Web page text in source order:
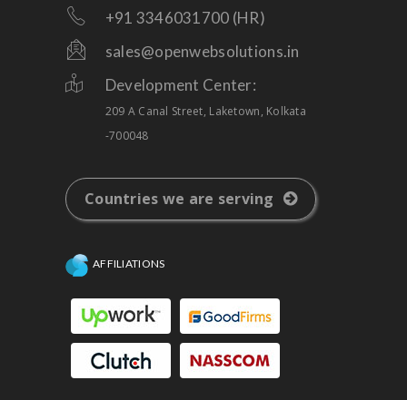
+91 3346031700 (HR)
sales@openwebsolutions.in
Development Center:
209 A Canal Street, Laketown, Kolkata
-700048
Countries we are serving
AFFILIATIONS